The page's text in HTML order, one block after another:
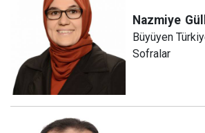
Nazmiye
Büyüyen
Sofralar